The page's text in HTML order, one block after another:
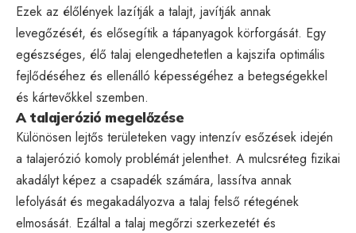
Ezek az élőlények lazítják a talajt, javítják annak
levegőzését, és elősegítik a tápanyagok körforgását. Egy
egészséges, élő talaj elengedhetetlen a kajszifa optimális
fejlődéséhez és ellenálló képességéhez a betegségekkel
és kártevőkkel szemben.
A talajerózió megelőzése
Különösen lejtős területeken vagy intenzív esőzések idején
a talajerózió komoly problémát jelenthet. A mulcsréteg fizikai
akadályt képez a csapadék számára, lassítva annak
lefolyását és megakadályozva a talaj felső rétegének
elmosását. Ezáltal a talaj megőrzi szerkezetét és